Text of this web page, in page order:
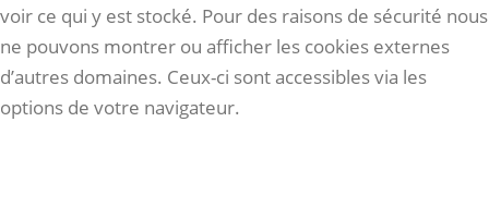
voir ce qui y est stocké. Pour des raisons de sécurité nous
ne pouvons montrer ou afficher les cookies externes
d’autres domaines. Ceux-ci sont accessibles via les
options de votre navigateur.